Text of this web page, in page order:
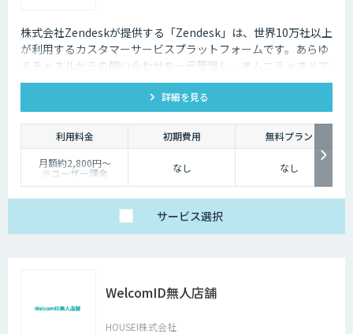
株式会社Zendeskが提供する「Zendesk」は、世界10万社以上
が利用するカスタマーサービスプラットフォームです。あらゆ
るチャネルからの問い合わせを一元管理し、オムニチャネルで
一貫性のある優れた顧客体験を実現できます。
詳細を見る
利用料金 初期費用
無料プラン
月額約2,800円〜
※ユーザー課金 なし なし
サービス選択
WelcomID無人店舗
HOUSEI株式会社